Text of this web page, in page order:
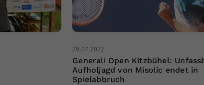
29.07.2022
Generali Open Kitzbühel:
Aufholjagd von Misolic endet in
Spielabbruch